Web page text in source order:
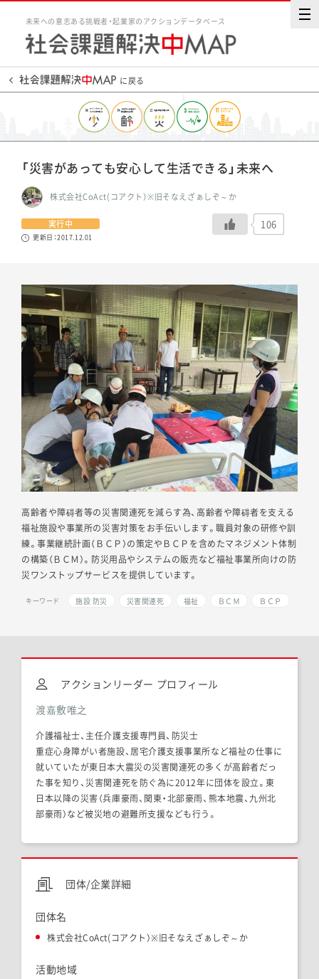
未来への意志ある挑戦者・起業家のアクションデータベース
に戻る
「災害があっても安心して生活できる」未来へ
株式会社CoAct(コアクト）※旧そなえざぁしぞ～か
実行中
更新日：2017.12.01
106
高齢者や障碍者等の災害関連死を減らす為、高齢者や障碍者を支える
福祉施設や事業所の災害対策をお手伝いします。職員対象の研修や訓
練。事業継続計画（ＢＣＰ）の策定やＢＣＰを含めたマネジメント体制
の構築（ＢＣＭ）。防災用品やシステムの販売など福祉事業所向けの防
災ワンストップサービスを提供しています。
キーワード 施設 防災 災害関連死 福祉 ＢＣＭ ＢＣＰ
アクションリーダー プロフィール
渡嘉敷唯之
介護福祉士、主任介護支援専門員、防災士
重症心身障がい者施設、居宅介護支援事業所など福祉の仕事に
就いていたが東日本大震災の災害関連死の多くが高齢者だっ
た事を知り、災害関連死を防ぐ為に2012年に団体を設立。東
日本以降の災害（兵庫豪雨、関東・北部豪雨、熊本地震、九州北
部豪雨）など被災地の避難所支援なども行う。
団体/企業詳細
団体名
株式会社CoAct(コアクト）※旧そなえざぁしぞ～か
活動地域